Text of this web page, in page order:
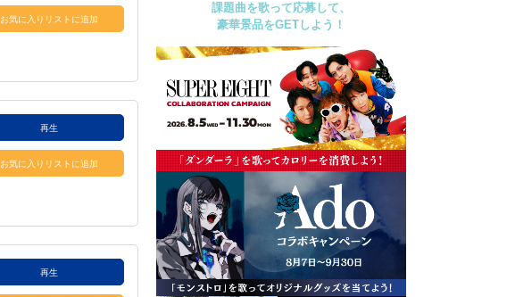
お気に入りリストに追加
再生
お気に入りリストに追加
再生
課題曲を歌って応募して、
豪華景品をGETしよう！